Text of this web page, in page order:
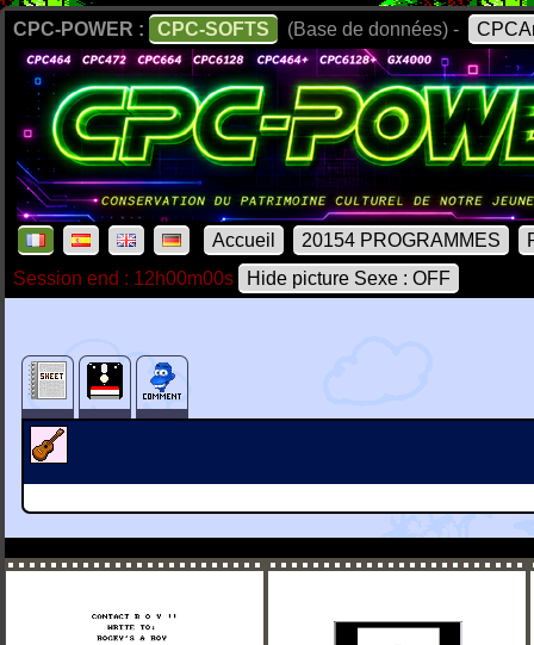
CPC-POWER : CPC-SOFTS (Base de données) -
Accueil 20154 PROGRAMMES
Session end : 12h00m00s
Hide picture Sexe : OFF